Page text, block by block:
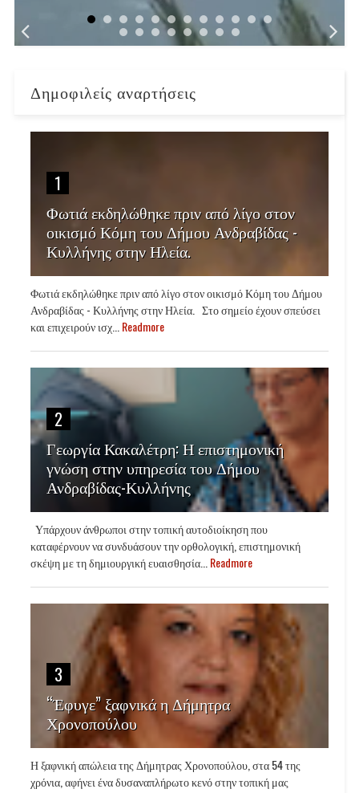
Δημοφιλείς αναρτήσεις
1
Φωτιά εκδηλώθηκε πριν από λίγο στον
οικισμό Κόμη του Δήμου Ανδραβίδας -
Κυλλήνης στην Ηλεία.
Φωτιά εκδηλώθηκε πριν από λίγο στον οικισμό Κόμη του Δήμου
Ανδραβίδας - Κυλλήνης στην Ηλεία. Στο σημείο έχουν σπεύσει
και επιχειρούν ισχ...Readmore
2
Γεωργία Κακαλέτρη: Η επιστημονική
γνώση στην υπηρεσία του Δήμου
Ανδραβίδας-Κυλλήνης
Υπάρχουν άνθρωποι στην τοπική αυτοδιοίκηση που
καταφέρνουν να συνδυάσουν την ορθολογική, επιστημονική
σκέψη με τη δημιουργική ευαισθησία...Readmore
3
“Έφυγε” ξαφνικά η Δήμητρα
Χρονοπούλου
Η ξαφνική απώλεια της Δήμητρας Χρονοπούλου, στα 54 της
χρόνια, αφήνει ένα δυσαναπλήρωτο κενό στην τοπική μας